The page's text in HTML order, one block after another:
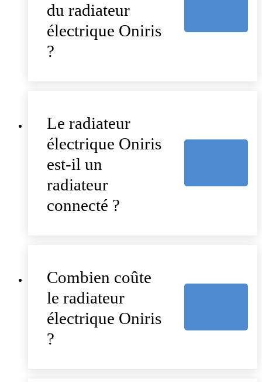
du radiateur
électrique Oniris
?
Le radiateur
électrique Oniris
est-il un
radiateur
connecté ?
Combien coûte
le radiateur
électrique Oniris
?